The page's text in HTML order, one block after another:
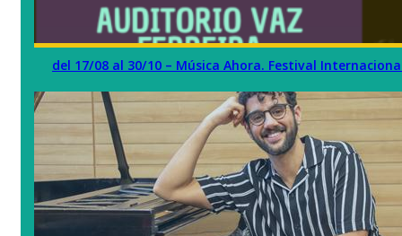
del 17/08 al 30/10 – Música Ahora. Festival